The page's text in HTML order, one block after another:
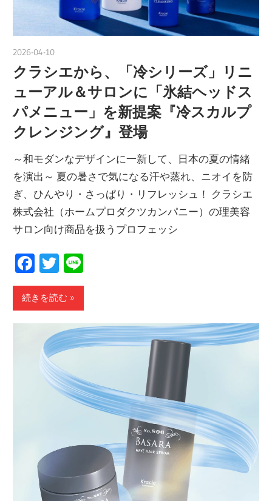
2026-04-10
クラシエから、「冷シリーズ」リニ
ューアル＆サロンに「氷結ヘッドス
パメニュー」を新提案『冷スカルプ
クレンジング』登場
～和モダンなデザインに一新して、日本の夏の情緒
を演出～ 夏の暑さで気になる汗や蒸れ、ニオイを防
ぎ、ひんやり・さっぱり・リフレッシュ！ クラシエ
株式会社（ホームプロダクツカンパニー）の理美容
サロン向け商品を扱うプロフェッシ
Facebook
Twitter
続きを読む